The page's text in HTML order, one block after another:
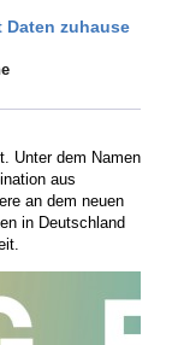
Daten zuhause
Unter dem Namen
aus
an dem neuen
in Deutschland